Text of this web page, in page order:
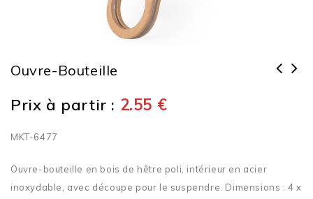
Ouvre-Bouteille
Prix à partir : 2.55 €
MKT-6477
Ouvre-bouteille en bois de hêtre poli, intérieur en acier
inoxydable, avec découpe pour le suspendre. Dimensions : 4 x